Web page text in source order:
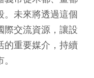
。未來將透過這個
際交流資源，讓設
的重要媒介，持續